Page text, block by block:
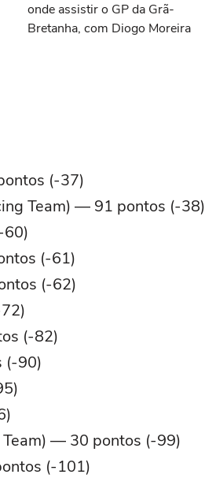
onde assistir o GP da Grã-
Bretanha, com Diogo Moreira
(-37)
Team) — 91 pontos (-38)
60)
(-61)
(-62)
(-82)
(-90)
— 30 pontos (-99)
(-101)